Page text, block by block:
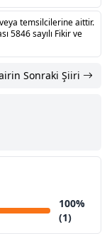
temsilcilerine aittir.
5846 sayılı Fikir ve
Sonraki Şiiri
100%
(1)